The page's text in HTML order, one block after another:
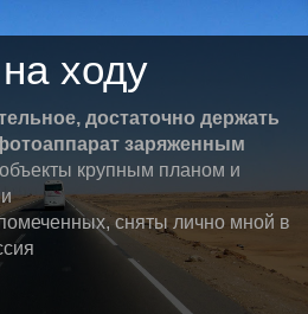
ходу
достаточно держать
заряженным
крупным планом и
сняты лично мной в